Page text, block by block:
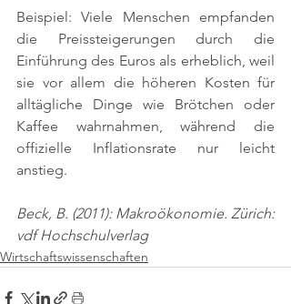
Beispiel: Viele Menschen empfanden
die Preissteigerungen durch die
Einführung des Euros als erheblich, weil
sie vor allem die höheren Kosten für
alltägliche Dinge wie Brötchen oder
Kaffee wahrnahmen, während die
offizielle Inflationsrate nur leicht
anstieg.
Beck, B. (2011): Makroökonomie. Zürich:
vdf Hochschulverlag
Wirtschaftswissenschaften